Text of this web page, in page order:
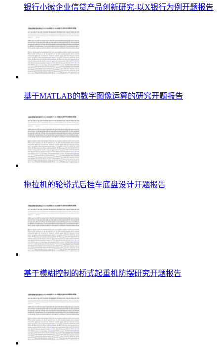
银行小微企业信贷产品创新研究-以X银行为例开题报告
基于MATLAB的数字图像运算的研究开题报告
拖拉机的轮蟒式后挂车底盘设计开题报告
基于模糊控制的桥式起重机防摆研究开题报告